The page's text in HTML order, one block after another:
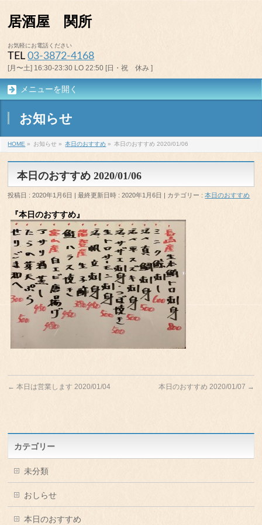
居酒屋 関所
お気軽にお電話ください
TEL03-3872-4168
[月〜土] 16:30-23:30 LO 22:50 [日・祝 休み ]
メニューを開く
お知らせ
HOME » お知らせ » 本日のおすすめ » 本日のおすすめ 2020/01/06
本日のおすすめ 2020/01/06
投稿日 : 2020年1月6日 最終更新日時 : 2020年1月6日 カテゴリー :本日のおすすめ
『本日のおすすめ』
← 本日は営業します 2020/01/04 本日のおすすめ 2020/01/07 →
カテゴリー
未分類
おしらせ
本日のおすすめ